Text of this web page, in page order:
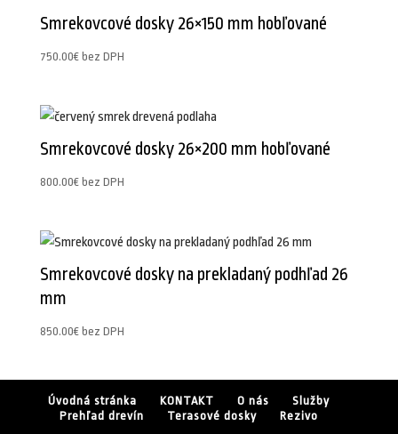
Smrekovcové dosky 26×150 mm hobľované
750.00€ bez DPH
Smrekovcové dosky 26×200 mm hobľované
800.00€ bez DPH
Smrekovcové dosky na prekladaný podhľad 26
mm
850.00€ bez DPH
Úvodná stránka KONTAKT O nás
Služby
Prehľad drevín
Terasové dosky Rezivo